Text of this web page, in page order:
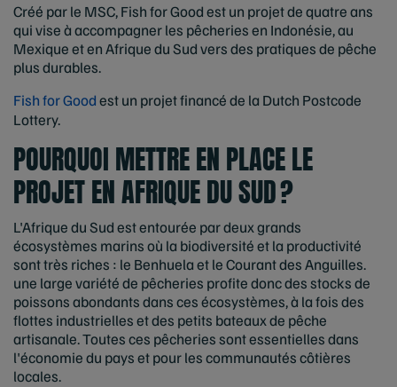
Créé par le MSC, Fish for Good est un projet de quatre ans
qui vise à accompagner les pêcheries en Indonésie, au
Mexique et en Afrique du Sud vers des pratiques de pêche
plus durables.
Fish for Goodest un projet financé de la Dutch Postcode
Lottery.
POURQUOI METTRE EN PLACE LE
PROJET EN AFRIQUE DU SUD ?
L'Afrique du Sud est entourée par deux grands
écosystèmes marins où la biodiversité et la productivité
sont très riches : le Benhuela et le Courant des Anguilles.
une large variété de pêcheries profite donc des stocks de
poissons abondants dans ces écosystèmes, à la fois des
flottes industrielles et des petits bateaux de pêche
artisanale. Toutes ces pêcheries sont essentielles dans
l'économie du pays et pour les communautés côtières
locales.